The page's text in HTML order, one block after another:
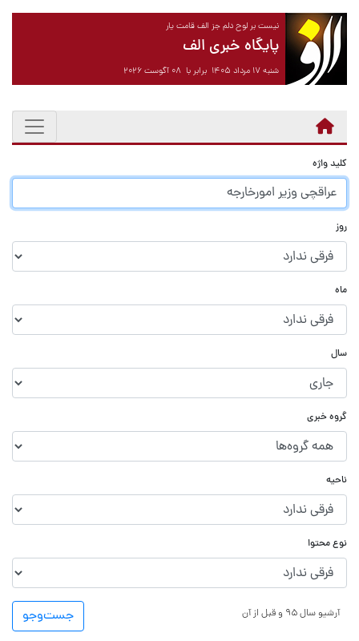
نیست بر لوح دلم جز الف قامت یار
پایگاه خبری الف
شنبه ۱۷ مرداد ۱۴۰۵ برابر با ۰۸ آگوست ۲۰۲۶
کلید واژه
روز
ماه
سال
گروه خبری
ناحیه
نوع محتوا
جست‌و‌جو آرشیو سال ۹۵ و قبل از آن